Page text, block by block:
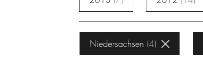
Niedersachsen 4